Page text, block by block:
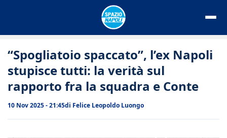
“Spogliatoio spaccato”, l’ex Napoli
stupisce tutti: la verità sul
rapporto fra la squadra e Conte
10 Nov 2025 - 21:45di Felice Leopoldo Luongo